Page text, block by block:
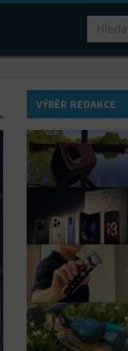
VÝBĚR REDAKCE